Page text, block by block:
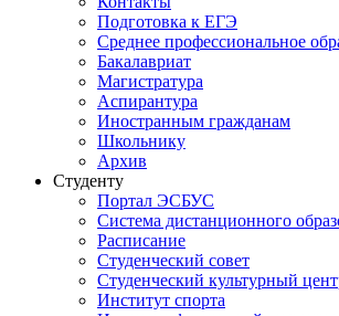
Подготовка к ЕГЭ
Среднее профессиональное
Бакалавриат
Магистратура
Аспирантура
Иностранным гражданам
Школьнику
Архив
Студенту
Портал ЭСБУС
Система дистанционного
Расписание
Студенческий совет
Студенческий культурный
Институт спорта